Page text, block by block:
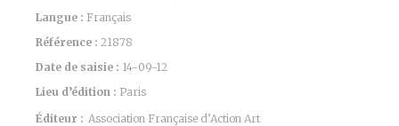
Langue : Français
Référence : 21878
Date de saisie : 14-09-12
Lieu d’édition : Paris
Éditeur : Association Française d’Action Art